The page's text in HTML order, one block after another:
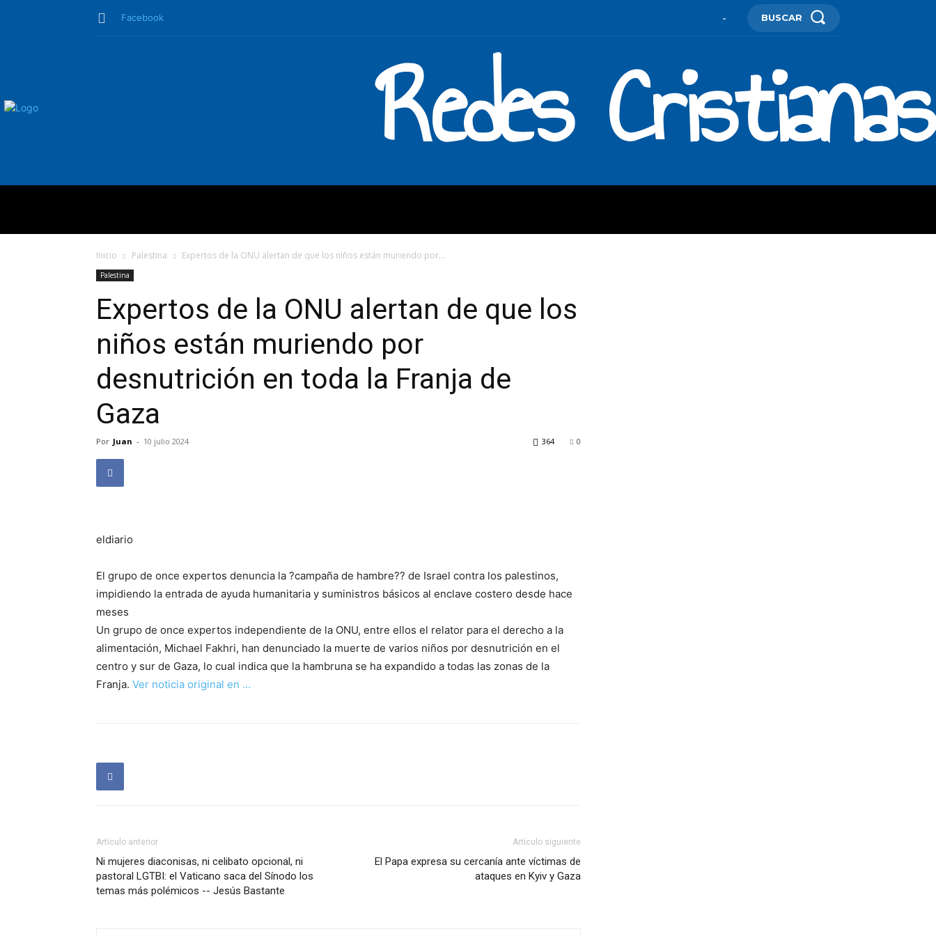
Facebook - BUSCAR
Redes Cristianas
Inicio Palestina Expertos de la ONU alertan de que los niños están muriendo por...
Palestina
Expertos de la ONU alertan de que los
niños están muriendo por
desnutrición en toda la Franja de
Gaza
Por Juan - 10 julio 2024 0
364
eldiario
El grupo de once expertos denuncia la ?campaña de hambre?? de Israel contra los palestinos,
impidiendo la entrada de ayuda humanitaria y suministros básicos al enclave costero desde hace
meses
Un grupo de once expertos independiente de la ONU, entre ellos el relator para el derecho a la
alimentación, Michael Fakhri, han denunciado la muerte de varios niños por desnutrición en el
centro y sur de Gaza, lo cual indica que la hambruna se ha expandido a todas las zonas de la
Franja. Ver noticia original en …
Artículo anterior
Ni mujeres diaconisas, ni celibato opcional, ni
pastoral LGTBI: el Vaticano saca del Sínodo los
temas más polémicos -- Jesús Bastante
Artículo siguiente
El Papa expresa su cercanía ante víctimas de
ataques en Kyiv y Gaza